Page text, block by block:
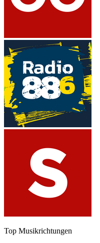
Top Musikrichtungen